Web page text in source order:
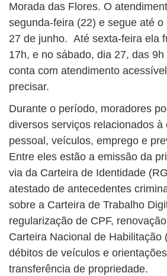
Morada das Flores. O
segunda-feira (22) e segue até o
27 de junho. Até sexta-feira ela
17h, e no sábado, dia 27, das
conta com atendimento
precisar.
Durante o período, moradores
diversos serviços relacionados à
pessoal, veículos, emprego e
Entre eles estão a emissão da
via da Carteira de Identidade
atestado de antecedentes
sobre a Carteira de Trabalho
regularização de CPF,
Carteira Nacional de Habilitação
débitos de veículos e
transferência de propriedade.